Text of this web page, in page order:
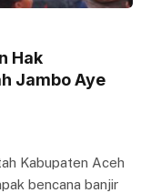
Hak
Jambo Aye
Kabupaten Aceh
bencana banjir